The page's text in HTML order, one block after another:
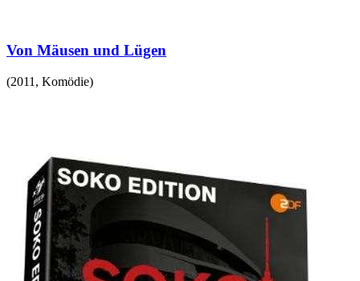
Von Mäusen und Lügen
(2011 , Komödie)